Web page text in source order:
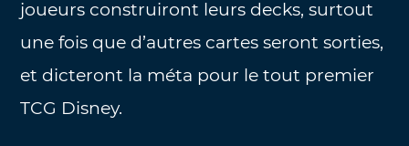
joueurs construiront leurs decks, surtout
une fois que d’autres cartes seront sorties,
et dicteront la méta pour le tout premier
TCG Disney.